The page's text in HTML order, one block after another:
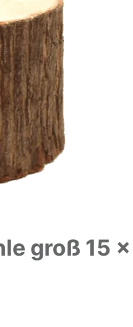
groß 15 x